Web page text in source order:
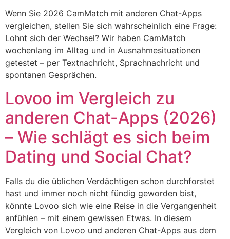
Wenn Sie 2026 CamMatch mit anderen Chat-Apps
vergleichen, stellen Sie sich wahrscheinlich eine Frage:
Lohnt sich der Wechsel? Wir haben CamMatch
wochenlang im Alltag und in Ausnahmesituationen
getestet – per Textnachricht, Sprachnachricht und
spontanen Gesprächen.
Lovoo im Vergleich zu
anderen Chat-Apps (2026)
– Wie schlägt es sich beim
Dating und Social Chat?
Falls du die üblichen Verdächtigen schon durchforstet
hast und immer noch nicht fündig geworden bist,
könnte Lovoo sich wie eine Reise in die Vergangenheit
anfühlen – mit einem gewissen Etwas. In diesem
Vergleich von Lovoo und anderen Chat-Apps aus dem